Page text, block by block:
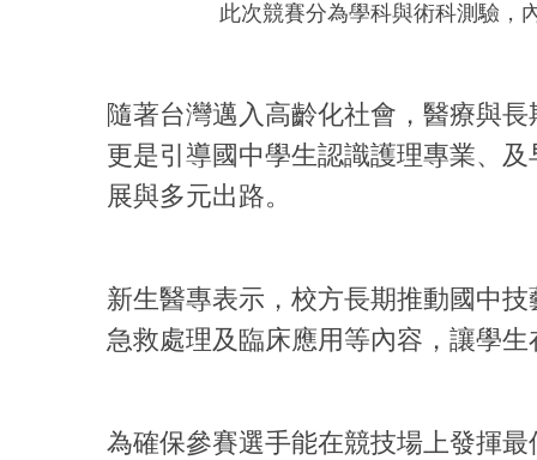
此次競賽分為學科與術科測驗，
隨著台灣邁入高齡化社會，醫療與
更是引導國中學生認識護理專業、
展與多元出路。
新生醫專表示，校方長期推動國中
急救處理及臨床應用等內容，讓學
為確保參賽選手能在競技場上發揮